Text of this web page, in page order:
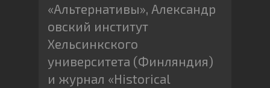
«Альтернативы», Александр
овский институт
Хельсинкского
университета (Финляндия)
и журнал «Historical